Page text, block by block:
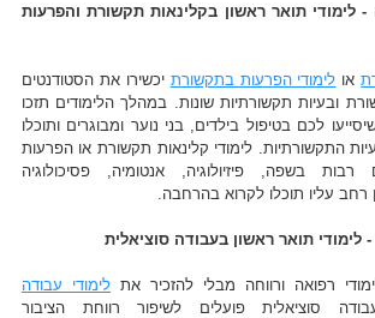
- לימודי תואר ראשון בקלינאות תקשורת והפרעות
או לימודי הפרעות בתקשורת יכשירו את הסטודנטים
ובעיות תקשורתיות שונות. במהלך הלימודים תזכו
לכם בטיפול בילדים, בני נוער ומבוגרים ותוכלו
התקשורתיות. לימודי קלינאות תקשורת או הפרעות
בשפה, פיזיולוגיה, אנטומיה, פסיכולוגיה
רחב עליו תוכלו לקרוא בהרחבה.
לימודי תואר ראשון בעבודה סוציאלית
רפואה ורווחה מבלי להזכיר אתלימודי עבודה
סוציאלית פועלים לשיפור רווחת הציבור